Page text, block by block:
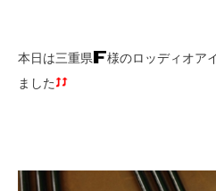
本日は三重県
様のロッディオア
ました